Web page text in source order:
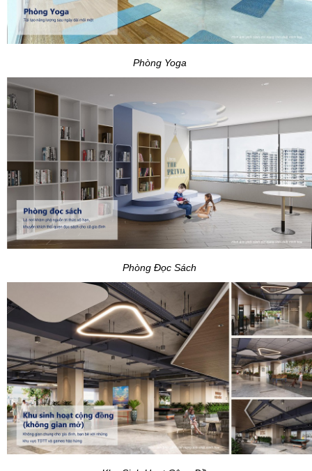
Phòng Yoga
Phòng Đọc Sách